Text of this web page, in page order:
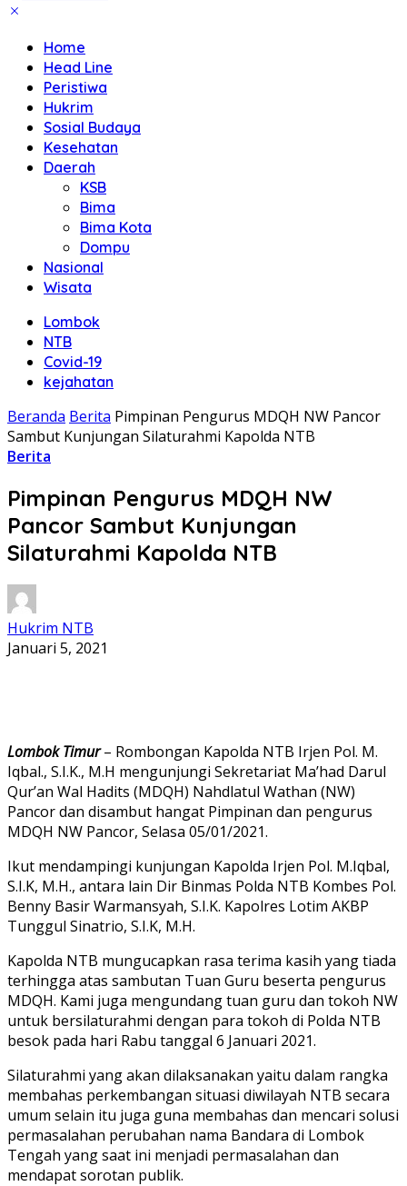
Home
Head Line
Peristiwa
Hukrim
Sosial Budaya
Kesehatan
Daerah
KSB
Bima
Bima Kota
Dompu
Nasional
Wisata
Lombok
NTB
Covid-19
kejahatan
Beranda Berita Pimpinan Pengurus MDQH NW Pancor
Sambut Kunjungan Silaturahmi Kapolda NTB
Berita
Pimpinan Pengurus MDQH NW
Pancor Sambut Kunjungan
Silaturahmi Kapolda NTB
Hukrim NTB
Januari 5, 2021
Lombok Timur– Rombongan Kapolda NTB Irjen Pol. M.
Iqbal., S.I.K., M.H mengunjungi Sekretariat Ma’had Darul
Qur’an Wal Hadits (MDQH) Nahdlatul Wathan (NW)
Pancor dan disambut hangat Pimpinan dan pengurus
MDQH NW Pancor, Selasa 05/01/2021.
Ikut mendampingi kunjungan Kapolda Irjen Pol. M.Iqbal,
S.I.K, M.H., antara lain Dir Binmas Polda NTB Kombes Pol.
Benny Basir Warmansyah, S.I.K. Kapolres Lotim AKBP
Tunggul Sinatrio, S.I.K, M.H.
Kapolda NTB mungucapkan rasa terima kasih yang tiada
terhingga atas sambutan Tuan Guru beserta pengurus
MDQH. Kami juga mengundang tuan guru dan tokoh NW
untuk bersilaturahmi dengan para tokoh di Polda NTB
besok pada hari Rabu tanggal 6 Januari 2021.
Silaturahmi yang akan dilaksanakan yaitu dalam rangka
membahas perkembangan situasi diwilayah NTB secara
umum selain itu juga guna membahas dan mencari solusi
permasalahan perubahan nama Bandara di Lombok
Tengah yang saat ini menjadi permasalahan dan
mendapat sorotan publik.